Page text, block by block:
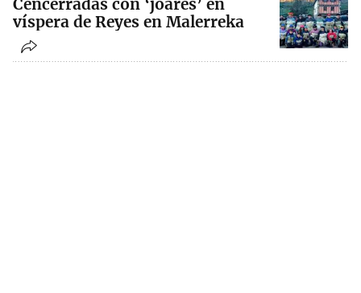
Cencerradas con ‘joares’ en
víspera de Reyes en Malerreka